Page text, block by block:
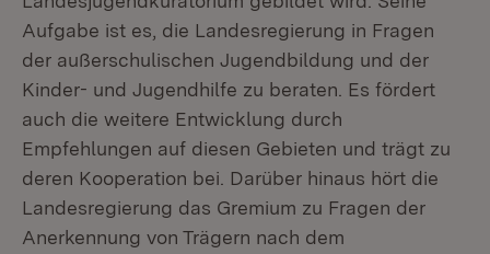
Aufgabe ist es, die Landesregierung in Fragen
der außerschulischen Jugendbildung und der
Kinder- und Jugendhilfe zu beraten. Es fördert
auch die weitere Entwicklung durch
Empfehlungen auf diesen Gebieten und trägt zu
deren Kooperation bei. Darüber hinaus hört die
Landesregierung das Gremium zu Fragen der
Anerkennung von Trägern nach dem